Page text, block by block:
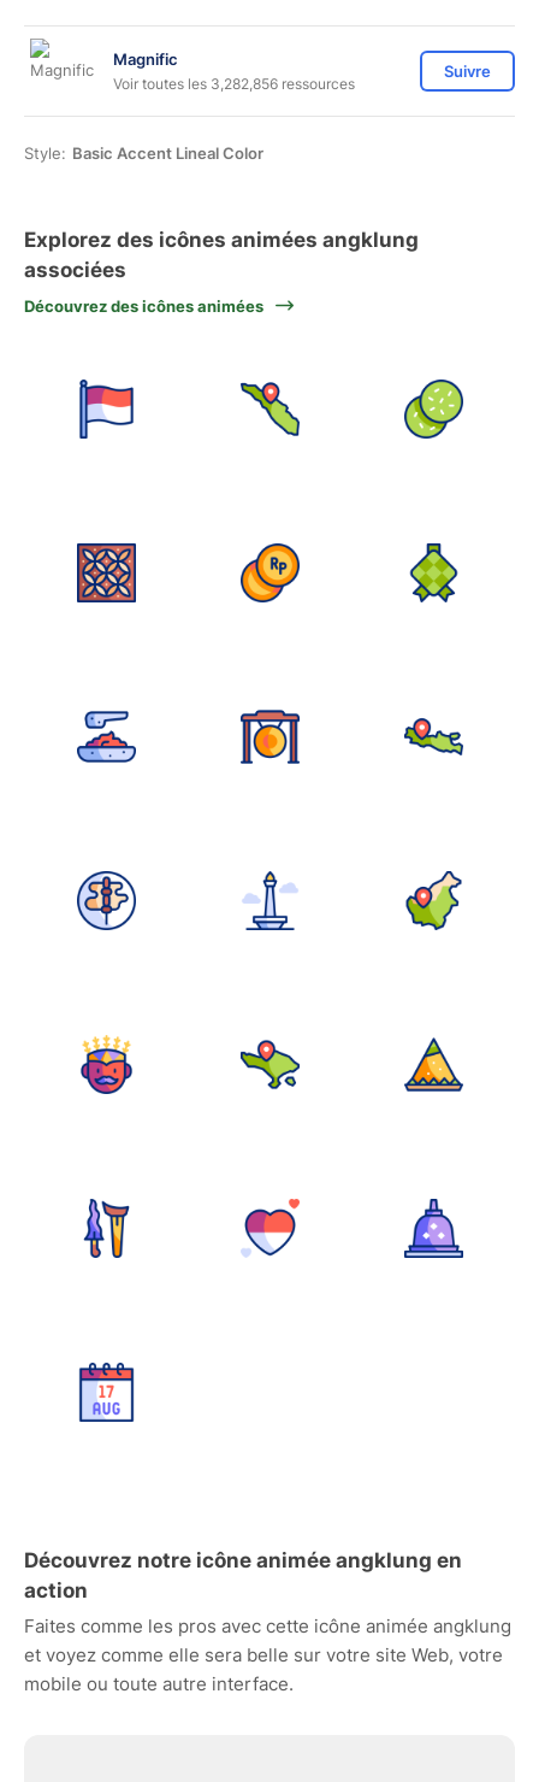
Magnific
Voir toutes les 3,282,856 ressources
Suivre
Style: Basic Accent Lineal Color
Explorez des icônes animées angklung
associées
Découvrez des icônes animées
Découvrez notre icône animée angklung en
action
Faites comme les pros avec cette icône animée angklung
et voyez comme elle sera belle sur votre site Web, votre
mobile ou toute autre interface.